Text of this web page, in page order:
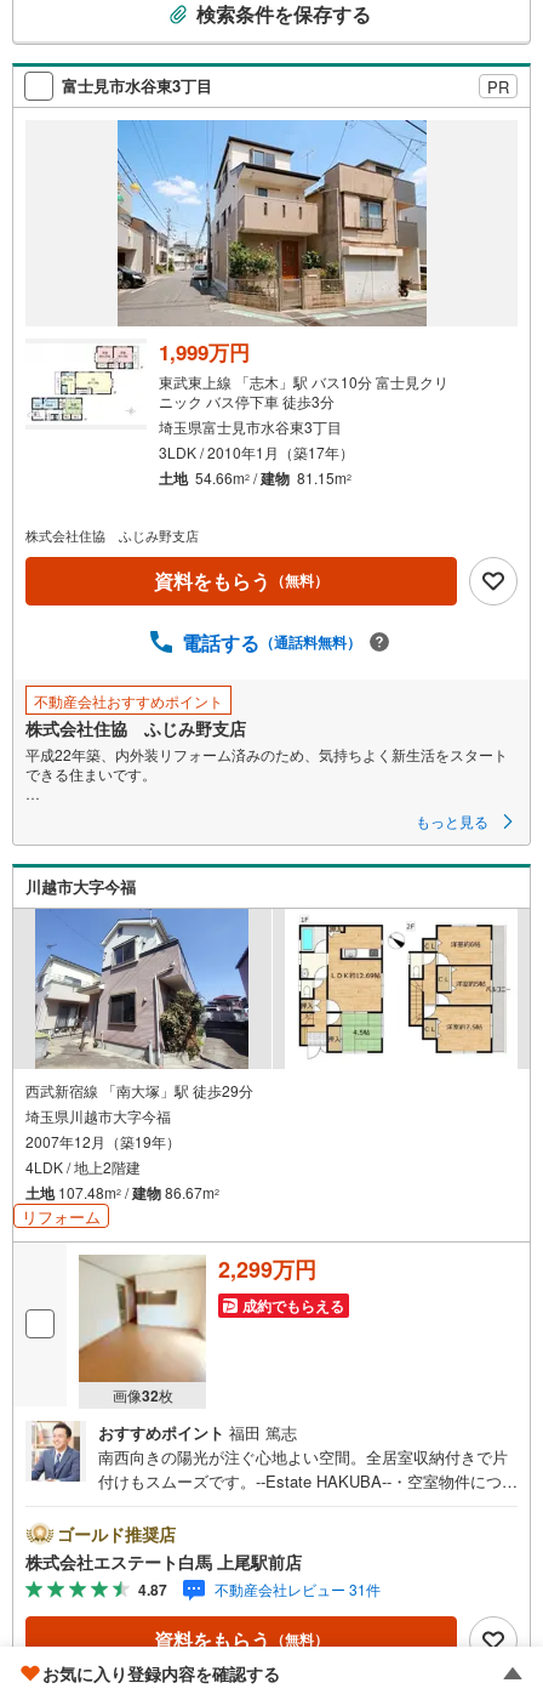
検
索
条
件
ペ
ー
に
す
る
検索条件を保存する
富士見市水谷東3丁目 PR
1,999万円
東武東上線 「志木」駅 バス10分 富士見クリ
ニック バス停下車 徒歩3分
埼玉県富士見市水谷東3丁目
3LDK / 2010年1月（築17年）
土地 54.66m2 /建物 81.15m2
株式会社住協 ふじみ野支店
資料をもらう （無料）
電話する （通話料無料）
不動産会社おすすめポイント
株式会社住協 ふじみ野支店
平成22年築、内外装リフォーム済みのため、気持ちよく新生活をスタート
できる住まいです。
開放感のある角地に位置し、陽当たりや風通しにも恵まれています。
2階リビングは明るい陽射しが差し込み、外からの視線にも配慮された、家
族がゆったりとくつろげる空間。
優しい色合いのピンクのシステムキッチンが毎日の料理時間を華やかに演
出。食器棚も設置しておりますから初期費用を抑えることができます。
また、1・2・3階それぞれにトイレを設置しており、身支度や来客時もゆと
りを持ってお使いいただけます。
現況空き家なため、お時間かけてご見学が可能です。
もっと見る
川越市大字今福
西武新宿線 「南大塚」駅 徒歩29分
埼玉県川越市大字今福
2007年12月（築19年）
4LDK / 地上2階建
土地107.48m2 /建物86.67m2
リフォーム
画像32枚
2,299万円
成約でもらえる
おすすめポイント 福田 篤志
南西向きの陽光が注ぐ心地よい空間。全居室収納付きで片
付けもスムーズです。--Estate HAKUBA--・空室物件につ
陽光あふれる快適空間。・駐車スペース2台可。車のお出か
けも安心。・カウンターキッチン、会話が自然と弾みま
す。・閑静な住宅街で、穏やかな暮らしが送れる。Public
Relations ----◇弊社は中古設備にも修理サービスを無料で
付保します。◇リフォームもグループ会社と連携してお客
様をご支援。◇ワンストップでご対応可能な体制でお待ち
してます。◇提携FPへの無料個別相談サービスが好評で
ゴールド推奨店
株式会社エステート白馬 上尾駅前店
4.87 不動産会社レビュー 31件
資料をもらう （無料）
お気に入り登録内容を確認する